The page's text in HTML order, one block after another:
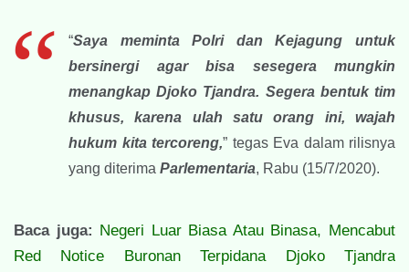
“Saya meminta Polri dan Kejagung untuk
bersinergi agar bisa sesegera mungkin
menangkap Djoko Tjandra. Segera bentuk tim
khusus, karena ulah satu orang ini, wajah
hukum kita tercoreng,” tegas Eva dalam rilisnya
yang diterima Parlementaria, Rabu (15/7/2020).
Baca juga: Negeri Luar Biasa Atau Binasa, Mencabut
Red Notice Buronan Terpidana Djoko Tjandra